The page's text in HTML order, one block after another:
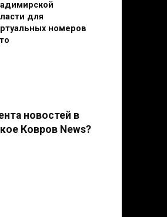
для
номеров
новостей в
Ковров News?